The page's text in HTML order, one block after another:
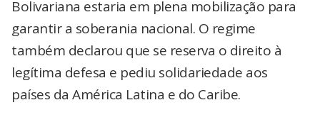
Bolivariana estaria em plena mobilização para
garantir a soberania nacional. O regime
também declarou que se reserva o direito à
legítima defesa e pediu solidariedade aos
países da América Latina e do Caribe.